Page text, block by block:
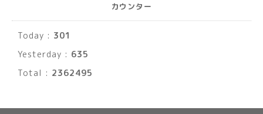
カウンター
Today : 301
Yesterday : 635
Total : 2362495